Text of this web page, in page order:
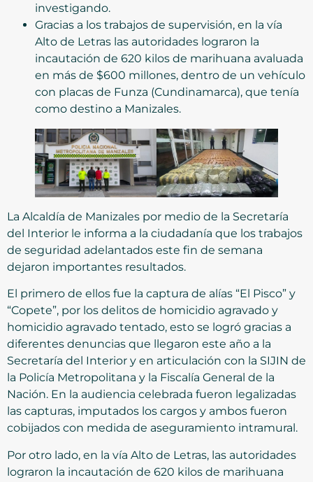
investigando.
Gracias a los trabajos de supervisión, en la vía
Alto de Letras las autoridades lograron la
incautación de 620 kilos de marihuana avaluada
en más de $600 millones, dentro de un vehículo
con placas de Funza (Cundinamarca), que tenía
como destino a Manizales.
La Alcaldía de Manizales por medio de la Secretaría
del Interior le informa a la ciudadanía que los trabajos
de seguridad adelantados este fin de semana
dejaron importantes resultados.
El primero de ellos fue la captura de alías “El Pisco” y
“Copete”, por los delitos de homicidio agravado y
homicidio agravado tentado, esto se logró gracias a
diferentes denuncias que llegaron este año a la
Secretaría del Interior y en articulación con la SIJIN de
la Policía Metropolitana y la Fiscalía General de la
Nación. En la audiencia celebrada fueron legalizadas
las capturas, imputados los cargos y ambos fueron
cobijados con medida de aseguramiento intramural.
Por otro lado, en la vía Alto de Letras, las autoridades
lograron la incautación de 620 kilos de marihuana